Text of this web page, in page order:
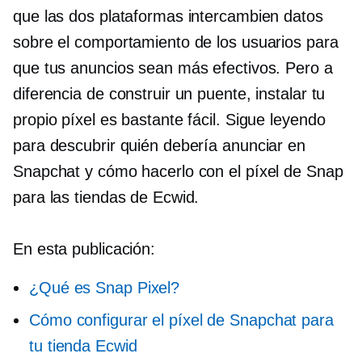
que las dos plataformas intercambien datos
sobre el comportamiento de los usuarios para
que tus anuncios sean más efectivos. Pero a
diferencia de construir un puente, instalar tu
propio píxel es bastante fácil. Sigue leyendo
para descubrir quién debería anunciar en
Snapchat y cómo hacerlo con el píxel de Snap
para las tiendas de Ecwid.
En esta publicación:
¿Qué es Snap Pixel?
Cómo configurar el píxel de Snapchat para
tu tienda Ecwid